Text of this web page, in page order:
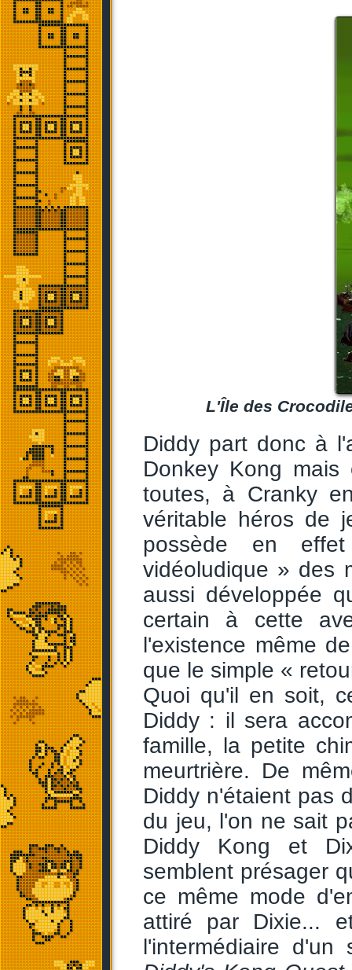
L'Île des
Diddy part donc à
Donkey Kong
toutes, à Cranky
véritable héros de
possède en
vidéoludique » des
aussi développée
certain à cette
l'existence même
que le simple «
Quoi qu'il en soit,
Diddy : il sera
famille, la petite
meurtrière. De
Diddy n'étaient pas
du jeu, l'on ne sait
Diddy Kong et
semblent présager
ce même mode
attiré par Dixie...
l'intermédiaire d'un